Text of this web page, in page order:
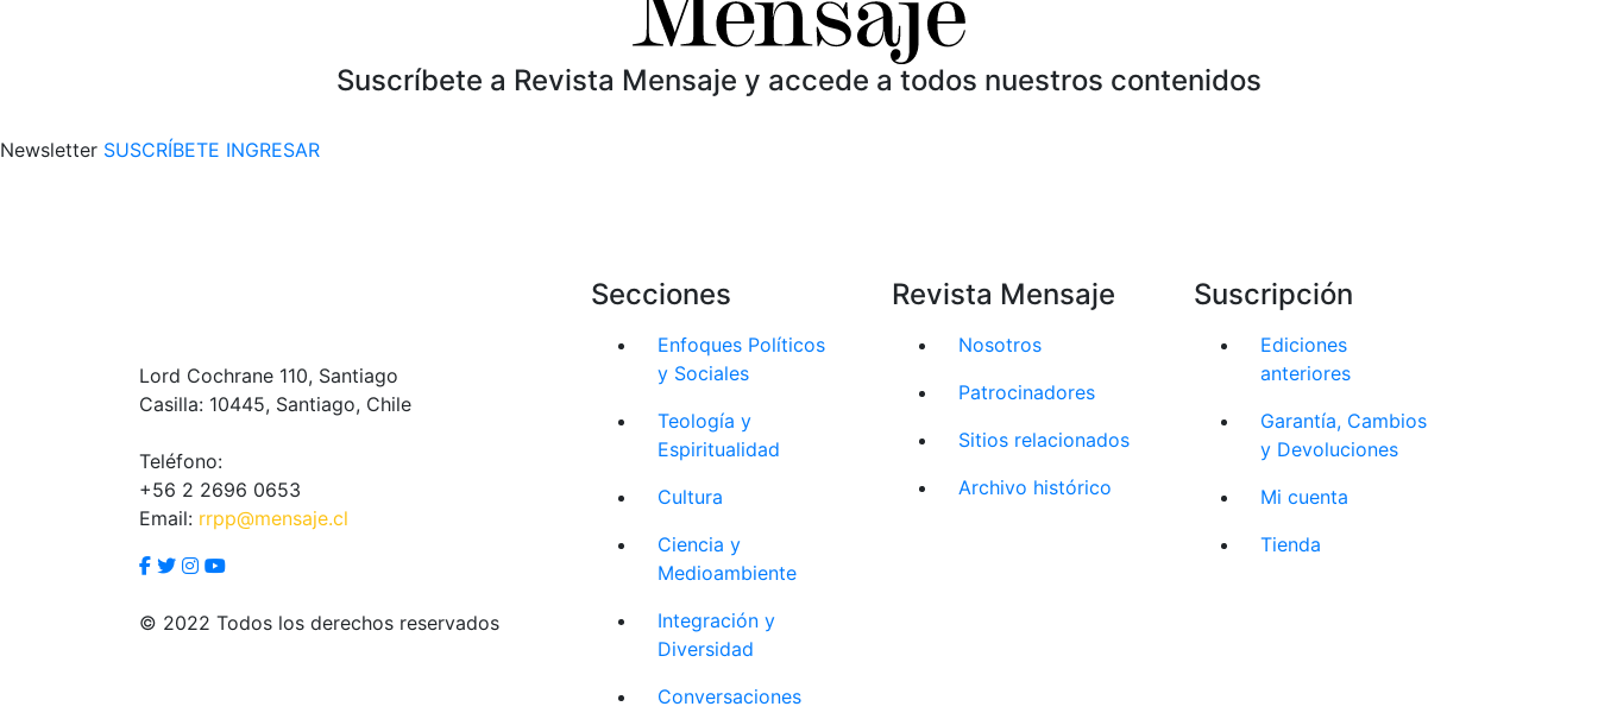
Suscríbete a Revista Mensaje y accede a todos nuestros contenidos
Newsletter SUSCRÍBETE INGRESAR
Lord Cochrane 110, Santiago
Casilla: 10445, Santiago, Chile
Teléfono:
+56 2 2696 0653
Email: rrpp@mensaje.cl
© 2022 Todos los derechos reservados
Secciones
Enfoques Políticos
y Sociales
Teología y
Espiritualidad
Cultura
Ciencia y
Medioambiente
Integración y
Diversidad
Conversaciones
Revista Mensaje
Nosotros
Patrocinadores
Sitios relacionados
Archivo histórico
Suscripción
Ediciones
anteriores
Garantía, Cambios
y Devoluciones
Mi cuenta
Tienda